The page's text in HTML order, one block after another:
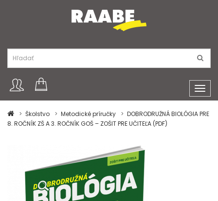
Školstvo
Metodické príručky
DOBRODRUŽNÁ BIOLÓGIA PRE
8. ROČNÍK ZŠ A 3. ROČNÍK GOŠ – ZOŠIT PRE UČITEĽA (PDF)